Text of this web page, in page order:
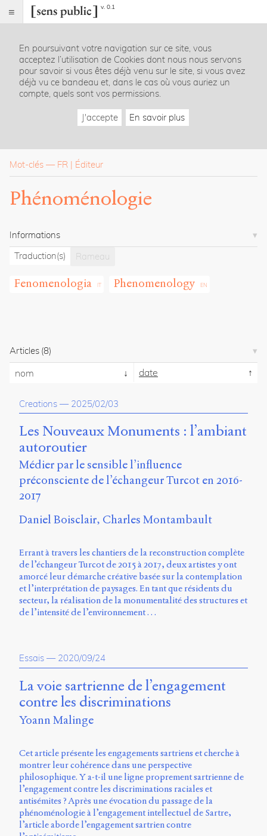
v. 0.1
Index
Rubriques
Essais
La
revue
Présentation
Publier
Contact
propos
du
ligne
Mastodon
Université
Sherbrooke
Campus
de
Longueuil
Local
B1-
150
Le
Moyne
Longueuil
(QC)
J4K
0B7
2104-
3272
Sens
public
v.
Typographies
Jannon
de
Storm
Type
En poursuivant votre navigation sur ce site, vous
acceptez l’utilisation de Cookies dont nous nous servons
pour savoir si vous êtes déjà venu sur le site, si vous avez
déjà vu ce bandeau et, dans le cas où vous auriez un
compte, quels sont vos permissions.
J'accepte En savoir plus
Mot-clés — FR Éditeur
Phénoménologie
Informations
Traduction(s)
Rameau
Fenomenologia Phenomenology
Articles (8)
nom date
Creations — 2025/02/03
Les Nouveaux Monuments : l’ambiant
autoroutier
Médier par le sensible l’influence
préconsciente de l’échangeur Turcot en 2016-
2017
Daniel Boisclair Charles Montambault
Errant à travers les chantiers de la reconstruction complète
de l’échangeur Turcot de 2015 à 2017, deux artistes y ont
amorcé leur démarche créative basée sur la contemplation
et l’interprétation de paysages. En tant que résidents du
secteur, la réalisation de la monumentalité des structures et
de l’intensité de l’environnement …
Essais — 2020/09/24
La voie sartrienne de l’engagement
contre les discriminations
Yoann Malinge
Cet article présente les engagements sartriens et cherche à
montrer leur cohérence dans une perspective
philosophique. Y a-t-il une ligne proprement sartrienne de
l’engagement contre les discriminations raciales et
antisémites ? Après une évocation du passage de la
phénoménologie à l’engagement intellectuel de Sartre,
l’article aborde l’engagement sartrien contre